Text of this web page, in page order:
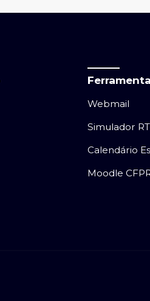
Webmail
Simulador
Calendário
Moodle